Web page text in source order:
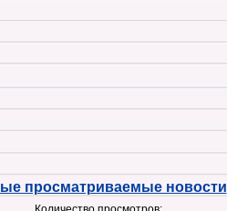
просматриваемые новости